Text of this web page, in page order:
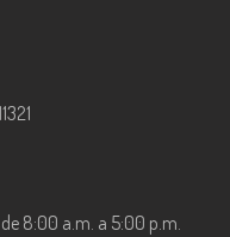
8:00 a.m. a 5:00 p.m.